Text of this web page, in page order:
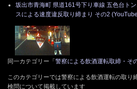
坂出市青海町 県道161号下り車線 五色台ト
スによる速度違反取り締まり その2
同一カテゴリー「 警察による飲酒運転取締・そ
このカテゴリーでは警察による飲酒運転の取り
検問について掲載しています